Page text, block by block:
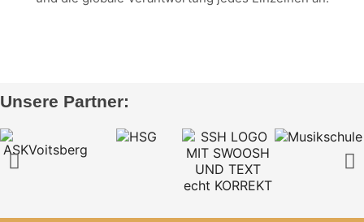
Unsere Partner: